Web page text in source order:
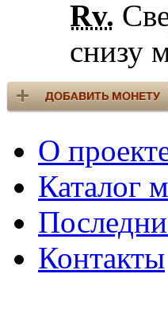
Rv.
снизу
О
Каталог
Контакты